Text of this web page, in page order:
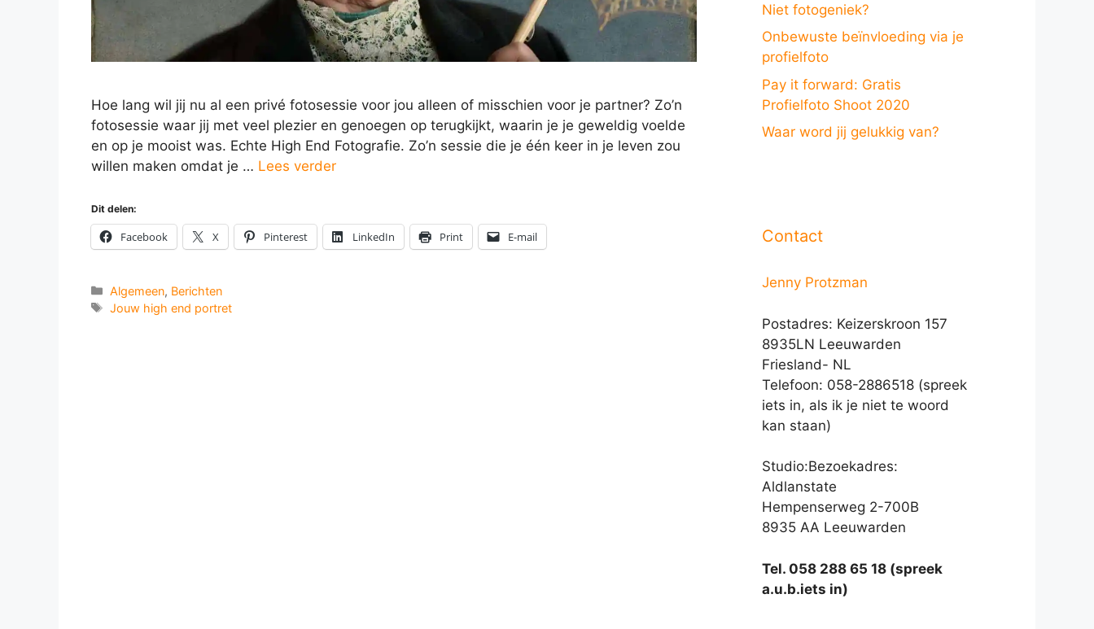
Hoe lang wil jij nu al een privé fotosessie voor jou alleen of misschien voor je partner? Zo’n
fotosessie waar jij met veel plezier en genoegen op terugkijkt, waarin je je geweldig voelde
en op je mooist was. Echte High End Fotografie. Zo’n sessie die je één keer in je leven zou
willen maken omdat je … Lees verder
Dit delen:
Facebook X Pinterest LinkedIn Print E-mail
Categorieën
Algemeen, Berichten
Tags
Jouw high end portret
Niet fotogeniek?
Onbewuste beïnvloeding via je
profielfoto
Pay it forward: Gratis
Profielfoto Shoot 2020
Waar word jij gelukkig van?
Contact
Jenny Protzman
Postadres: Keizerskroon 157
8935LN Leeuwarden
Friesland- NL
Telefoon: 058-2886518 (spreek
iets in, als ik je niet te woord
kan staan)
Studio:Bezoekadres:
Aldlanstate
Hempenserweg 2-700B
8935 AA Leeuwarden
Tel. 058 288 65 18 (spreek
a.u.b.iets in)